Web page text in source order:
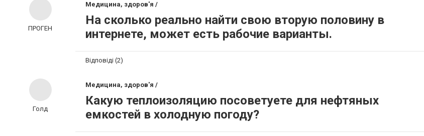
ПРОГЕН
Медицина, здоров'я /
На сколько реально найти свою вторую половину в
интернете, может есть рабочие варианты.
Відповіді (2)
Голд
Медицина, здоров'я /
Какую теплоизоляцию посоветуете для нефтяных
емкостей в холодную погоду?